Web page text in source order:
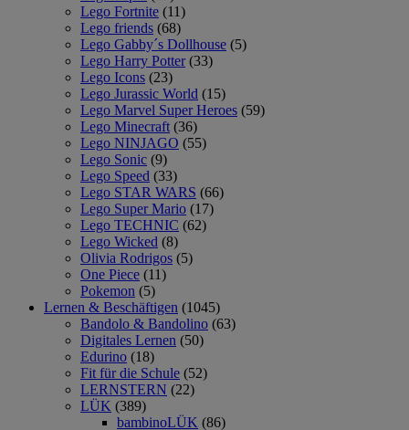
Lego Fortnite (11)
Lego friends (68)
Lego Gabby´s Dollhouse (5)
Lego Harry Potter (33)
Lego Icons (23)
Lego Jurassic World (15)
Lego Marvel Super Heroes (59)
Lego Minecraft (36)
Lego NINJAGO (55)
Lego Sonic (9)
Lego Speed (33)
Lego STAR WARS (66)
Lego Super Mario (17)
Lego TECHNIC (62)
Lego Wicked (8)
Olivia Rodrigos (5)
One Piece (11)
Pokemon (5)
Lernen & Beschäftigen (1045)
Bandolo & Bandolino (63)
Digitales Lernen (50)
Edurino (18)
Fit für die Schule (52)
LERNSTERN (22)
LÜK (389)
bambinoLÜK (86)